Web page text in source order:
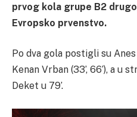
prvog kola grupe B2
Evropsko prvenstvo.
Po dva gola postigli su Anes
Kenan Vrban (33’, 66’), a u
Deket u 79’.